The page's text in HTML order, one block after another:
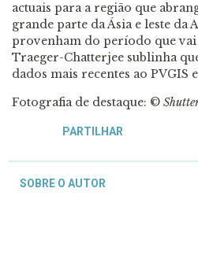
actuais para a região que
grande parte da Ásia e leste da
provenham do período que vai
Traeger-Chatterjee sublinha
dados mais recentes ao PVGIS
Fotografia de destaque: ©
PARTILHAR
SOBRE O AUTOR